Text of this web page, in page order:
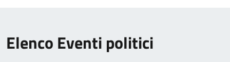
Elenco Eventi politici